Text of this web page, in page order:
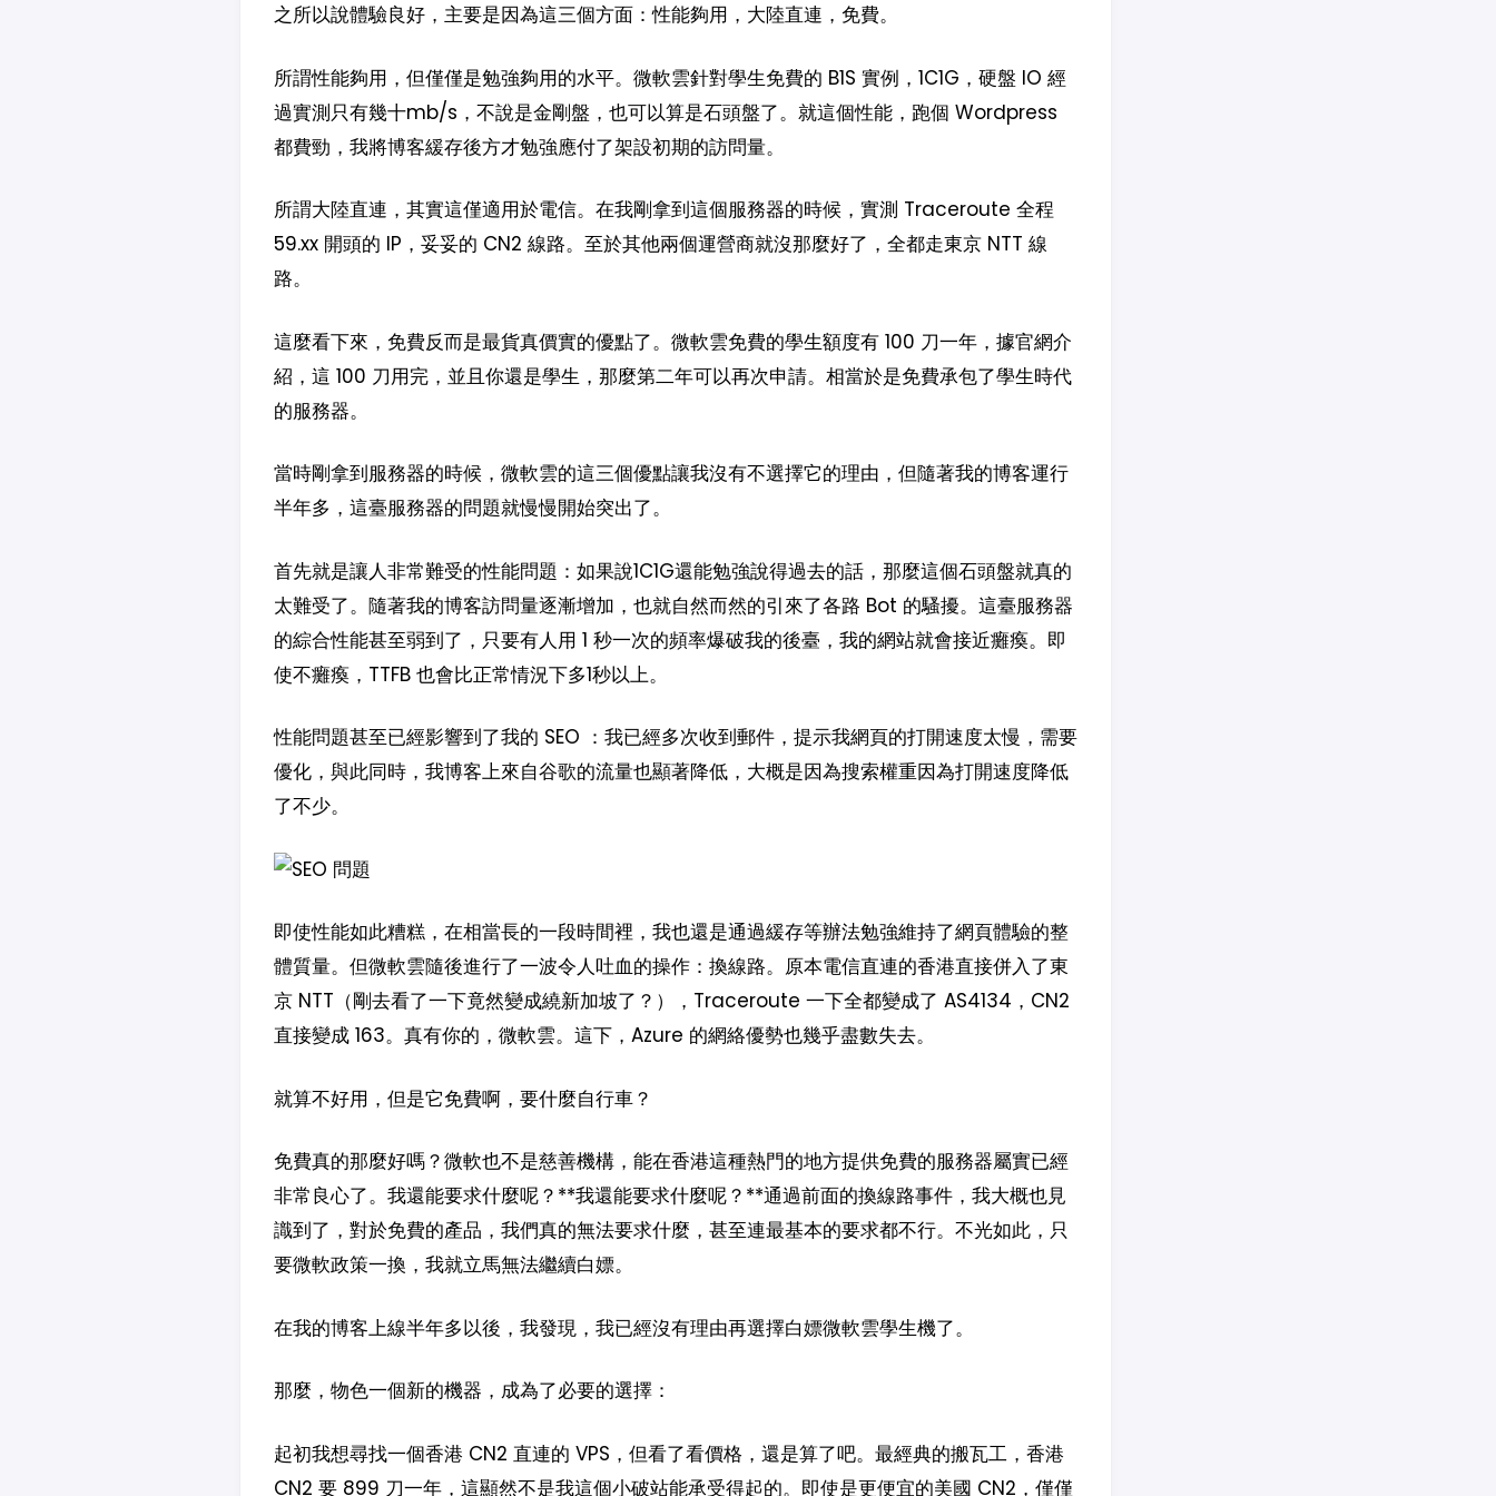
之所以說體驗良好，主要是因為這三個方面：性能夠用，大陸直連，免費。
所謂性能夠用，但僅僅是勉強夠用的水平。微軟雲針對學生免費的 B1S 實例，1C1G，硬盤 IO 經
過實測只有幾十mb/s，不說是金剛盤，也可以算是石頭盤了。就這個性能，跑個 Wordpress
都費勁，我將博客緩存後方才勉強應付了架設初期的訪問量。
所謂大陸直連，其實這僅適用於電信。在我剛拿到這個服務器的時候，實測 Traceroute 全程
59.xx 開頭的 IP，妥妥的 CN2 線路。至於其他兩個運營商就沒那麼好了，全都走東京 NTT 線
路。
這麼看下來，免費反而是最貨真價實的優點了。微軟雲免費的學生額度有 100 刀一年，據官網介
紹，這 100 刀用完，並且你還是學生，那麼第二年可以再次申請。相當於是免費承包了學生時代
的服務器。
當時剛拿到服務器的時候，微軟雲的這三個優點讓我沒有不選擇它的理由，但隨著我的博客運行
半年多，這臺服務器的問題就慢慢開始突出了。
首先就是讓人非常難受的性能問題：如果說1C1G還能勉強說得過去的話，那麼這個石頭盤就真的
太難受了。隨著我的博客訪問量逐漸增加，也就自然而然的引來了各路 Bot 的騷擾。這臺服務器
的綜合性能甚至弱到了，只要有人用 1 秒一次的頻率爆破我的後臺，我的網站就會接近癱瘓。即
使不癱瘓，TTFB 也會比正常情況下多1秒以上。
性能問題甚至已經影響到了我的 SEO ：我已經多次收到郵件，提示我網頁的打開速度太慢，需要
優化，與此同時，我博客上來自谷歌的流量也顯著降低，大概是因為搜索權重因為打開速度降低
了不少。
即使性能如此糟糕，在相當長的一段時間裡，我也還是通過緩存等辦法勉強維持了網頁體驗的整
體質量。但微軟雲隨後進行了一波令人吐血的操作：換線路。原本電信直連的香港直接併入了東
京 NTT（剛去看了一下竟然變成繞新加坡了？），Traceroute 一下全都變成了 AS4134，CN2
直接變成 163。真有你的，微軟雲。這下，Azure 的網絡優勢也幾乎盡數失去。
就算不好用，但是它免費啊，要什麼自行車？
免費真的那麼好嗎？微軟也不是慈善機構，能在香港這種熱門的地方提供免費的服務器屬實已經
非常良心了。我還能要求什麼呢？**我還能要求什麼呢？**通過前面的換線路事件，我大概也見
識到了，對於免費的產品，我們真的無法要求什麼，甚至連最基本的要求都不行。不光如此，只
要微軟政策一換，我就立馬無法繼續白嫖。
在我的博客上線半年多以後，我發現，我已經沒有理由再選擇白嫖微軟雲學生機了。
那麼，物色一個新的機器，成為了必要的選擇：
起初我想尋找一個香港 CN2 直連的 VPS，但看了看價格，還是算了吧。最經典的搬瓦工，香港
CN2 要 899 刀一年，這顯然不是我這個小破站能承受得起的。即使是更便宜的美國 CN2，僅僅